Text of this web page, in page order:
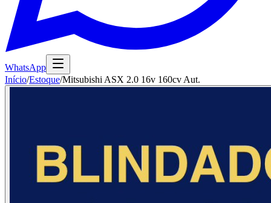
WhatsApp
Início/Estoque/Mitsubishi ASX 2.0 16v 160cv Aut.